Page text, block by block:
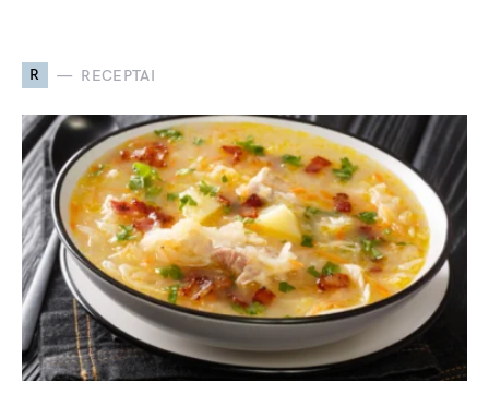
R RECEPTAI